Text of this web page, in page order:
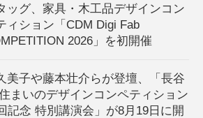
ッグ、家具・木工品デザインコン
ィション「CDM Digi Fab
2026」を初開催
美子や藤本壮介らが登壇、「長谷
まいのデザインコンペティション
記念 特別講演会」が8月19日に開